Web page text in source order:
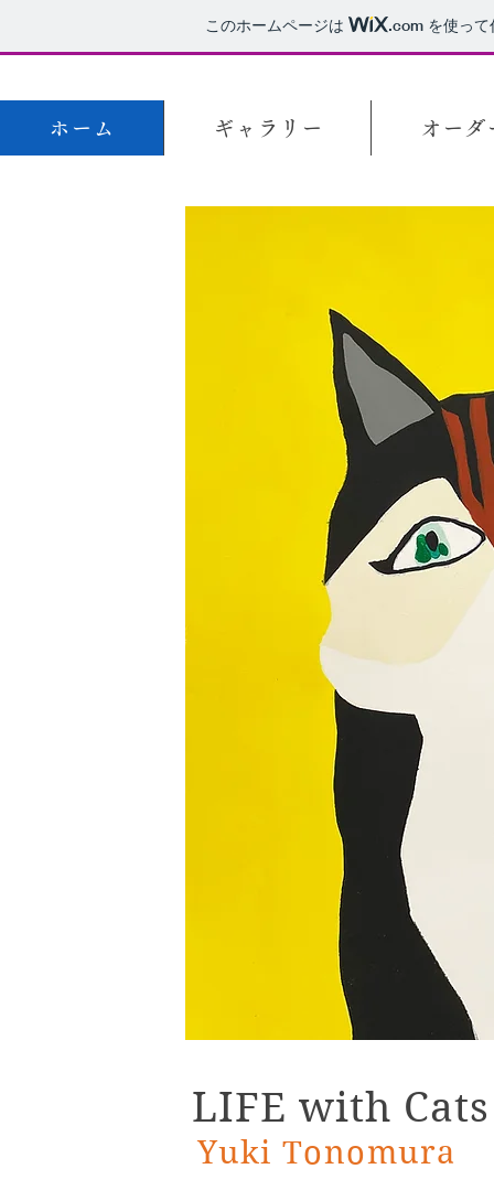
このホームページは .com を使っ
ホーム ギャラリー オーダ
LIFE with Cats
Yuki Tonomura